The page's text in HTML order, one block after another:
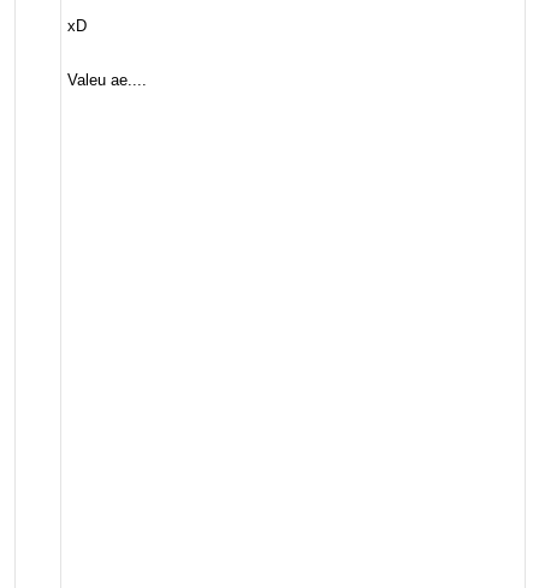
xD
Valeu ae....